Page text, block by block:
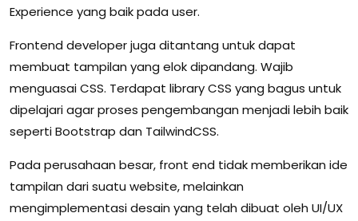
Experience yang baik pada user.
Frontend developer juga ditantang untuk dapat
membuat tampilan yang elok dipandang. Wajib
menguasai CSS. Terdapat library CSS yang bagus untuk
dipelajari agar proses pengembangan menjadi lebih baik
seperti Bootstrap dan TailwindCSS.
Pada perusahaan besar, front end tidak memberikan ide
tampilan dari suatu website, melainkan
mengimplementasi desain yang telah dibuat oleh UI/UX